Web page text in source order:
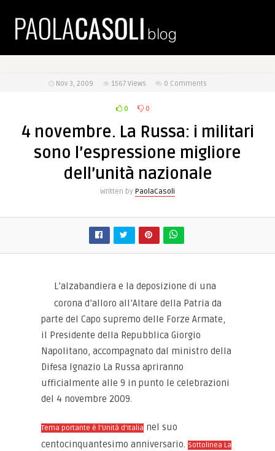
Nov 3, 2009 1567 Views 0 Comments
0 0
4 novembre. La Russa: i militari
sono l’espressione migliore
dell’unità nazionale
Written by PaolaCasoli
L’alzabandiera e la deposizione di una
corona d’alloro all’Altare della Patria da
parte del Capo supremo delle Forze Armate,
il Presidente della Repubblica Giorgio
Napolitano, accompagnato dal ministro della
Difesa Ignazio La Russa apriranno
ufficialmente alle 9 in punto le celebrazioni
del 4 novembre 2009.
Tema portante è l’Unità d’Italia nel suo
centocinquantesimo anniversario.Sottolinea La